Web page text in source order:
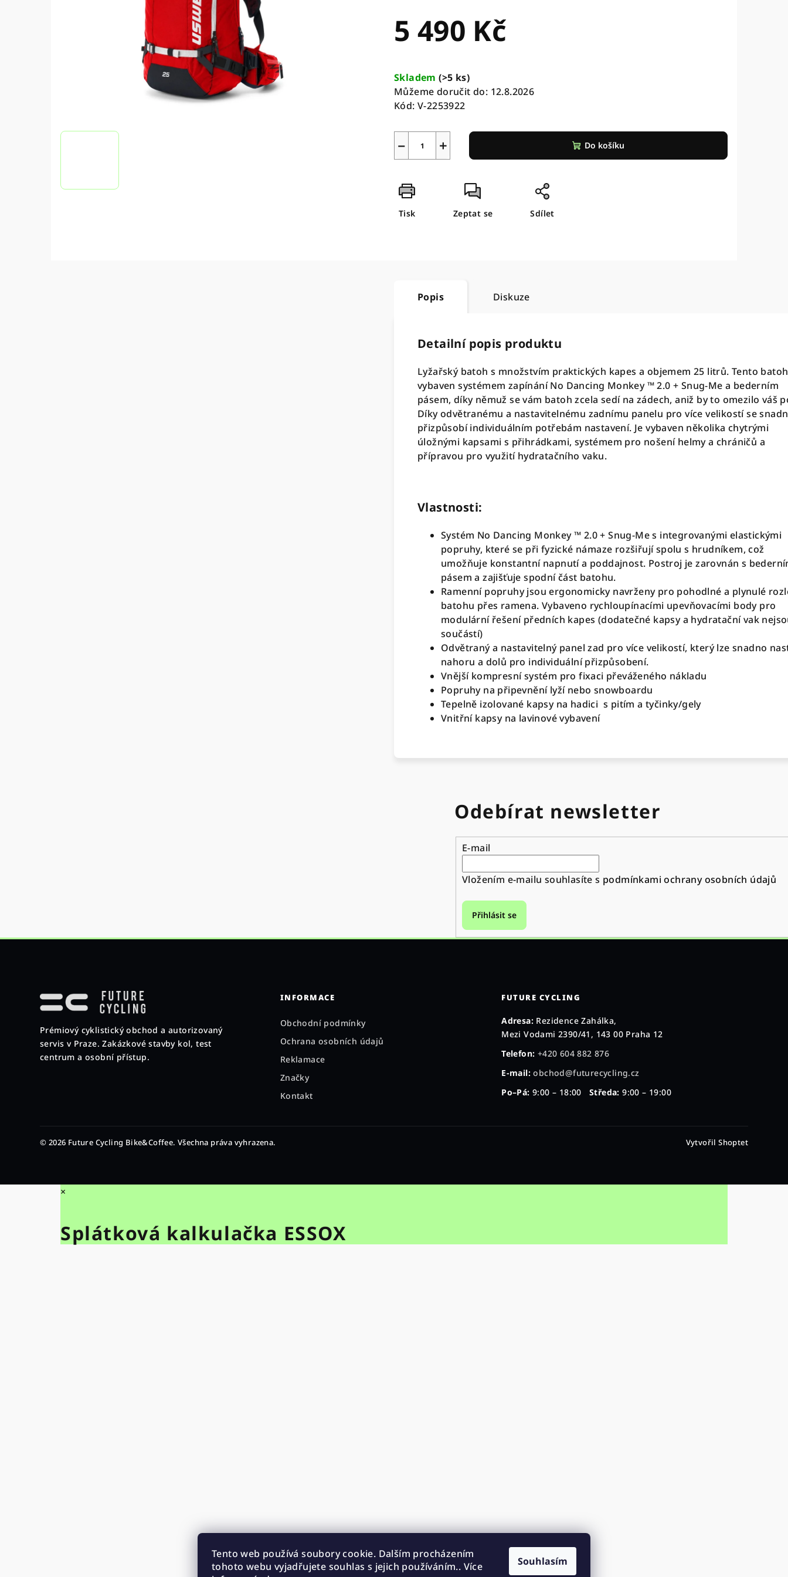
Tento web používá soubory cookie. Dalším procházením
tohoto webu vyjadřujete souhlas s jejich používáním.. Více
Souhlasím
5 490 Kč
cena:
Skladem(>5 ks)
Můžeme doručit do: 12.8.2026
Kód: V-2253922
+
− Do košíku
Tisk Zeptat se Sdílet
Popis Diskuze
Detailní popis produktu
Lyžařský batoh s množstvím praktických kapes a objemem 25 litrů. Tento
vybaven systémem zapínání No Dancing Monkey ™ 2.0 + Snug-Me a bederním
pásem, díky němuž se vám batoh zcela sedí na zádech, aniž by to omezilo váš
Díky odvětranému a nastavitelnému zadnímu panelu pro více velikostí se
přizpůsobí individuálním potřebám nastavení. Je vybaven několika chytrými
úložnými kapsami s přihrádkami, systémem pro nošení helmy a chráničů a
přípravou pro využití hydratačního vaku.
Vlastnosti:
Systém No Dancing Monkey ™ 2.0 + Snug-Me s integrovanými elastickými
popruhy, které se při fyzické námaze rozšiřují spolu s hrudníkem, což
umožňuje konstantní napnutí a poddajnost. Postroj je zarovnán s
pásem a zajišťuje spodní část batohu.
Ramenní popruhy jsou ergonomicky navrženy pro pohodlné a plynulé
batohu přes ramena. Vybaveno rychloupínacími upevňovacími body pro
modulární řešení předních kapes (dodatečné kapsy a hydratační vak
součástí)
Odvětraný a nastavitelný panel zad pro více velikostí, který lze snadno
nahoru a dolů pro individuální přizpůsobení.
Vnější kompresní systém pro fixaci převáženého nákladu
Popruhy na připevnění lyží nebo snowboardu
Tepelně izolované kapsy na hadici s pitím a tyčinky/gely
Vnitřní kapsy na lavinové vybavení
Odebírat newsletter
E-mail
Vložením e-mailu souhlasíte s podmínkami ochrany osobních údajů
Přihlásit se
Prémiový cyklistický obchod a autorizovaný
servis v Praze. Zakázkové stavby kol, test
centrum a osobní přístup.
INFORMACE
Obchodní podmínky
Ochrana osobních údajů
Reklamace
Značky
Kontakt
FUTURE CYCLING
Adresa: Rezidence Zahálka,
Mezi Vodami 2390/41, 143 00 Praha 12
Telefon: +420 604 882 876
E-mail: obchod@futurecycling.cz
Po–Pá: 9:00 – 18:00Středa: 9:00 – 19:00
© 2026 Future Cycling Bike&Coffee. Všechna práva vyhrazena. Vytvořil Shoptet
×
Splátková kalkulačka ESSOX